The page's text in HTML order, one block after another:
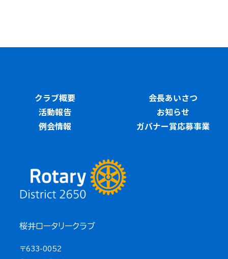
クラブ概要
会長あいさつ
活動報告
お知らせ
例会情報
ガバナー賞応募事業
桜井ロータリークラブ
〒633-0052